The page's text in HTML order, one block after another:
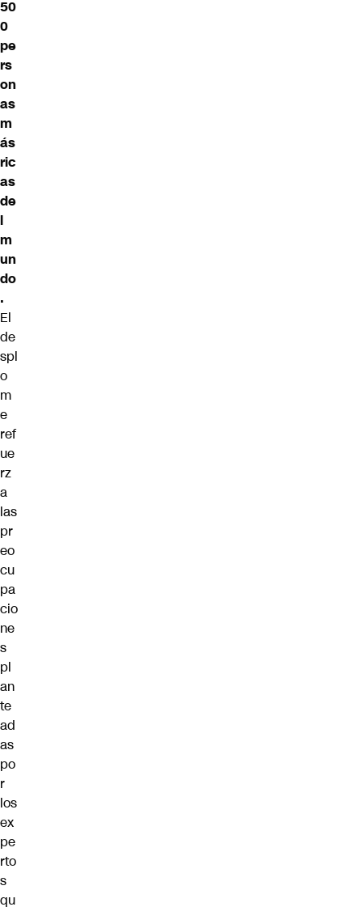
50
0
pe
rs
on
as
m
ás
ric
as
de
l
m
un
do
.
El
de
spl
o
m
e
ref
ue
rz
a
las
pr
eo
cu
pa
cio
ne
s
pl
an
te
ad
as
po
r
los
ex
pe
rto
s
qu